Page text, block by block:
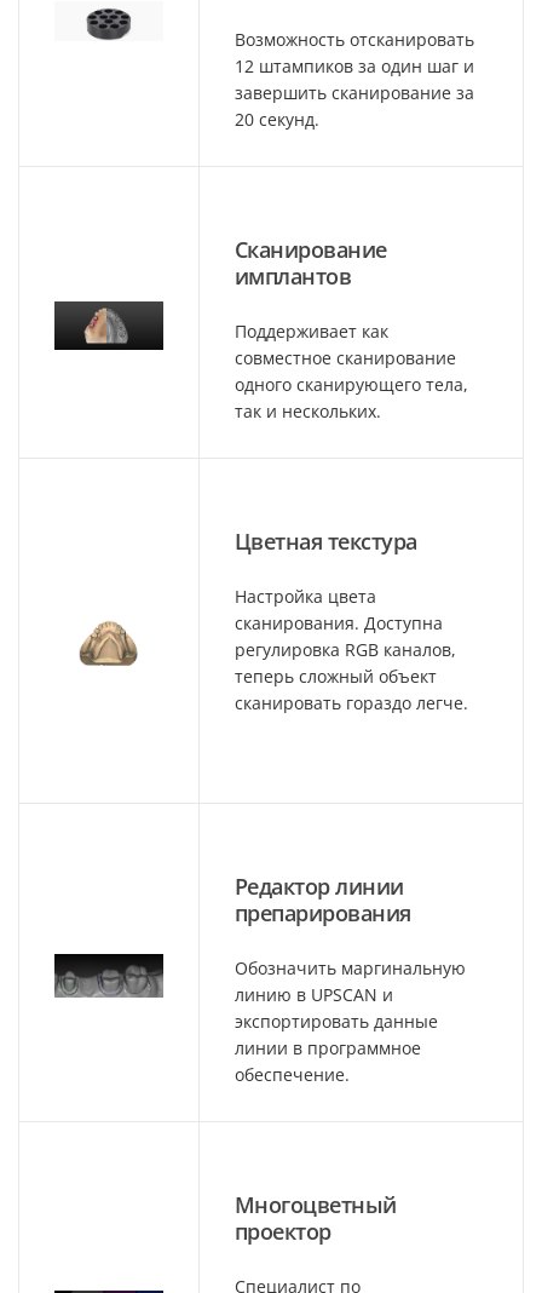
Возможность отсканировать
12 штампиков за один шаг и
завершить сканирование за
20 секунд.
Сканирование
имплантов
Поддерживает как
совместное сканирование
одного сканирующего тела,
так и нескольких.
Цветная текстура
Настройка цвета
сканирования. Доступна
регулировка RGB каналов,
теперь сложный объект
сканировать гораздо легче.
Редактор линии
препарирования
Обозначить маргинальную
линию в UPSCAN и
экспортировать данные
линии в программное
обеспечение.
Многоцветный
проектор
Специалист по